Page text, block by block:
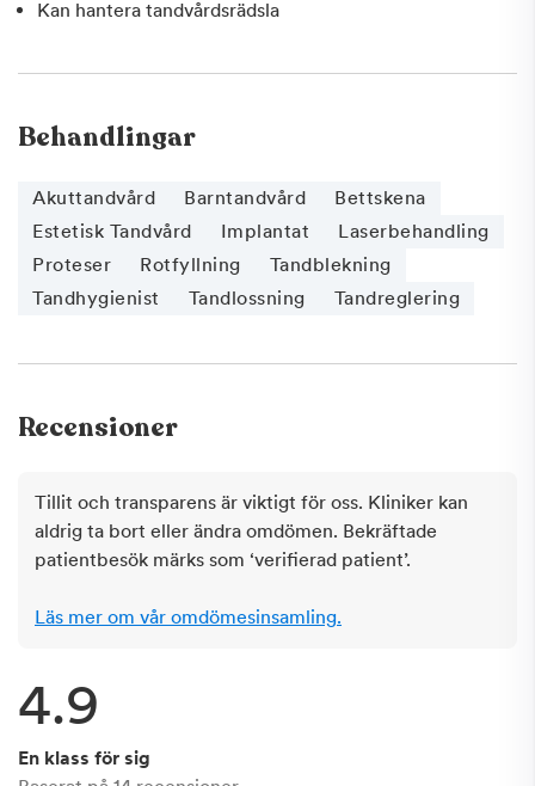
Kan hantera tandvårdsrädsla
Behandlingar
Akuttandvård Barntandvård
Bettskena
Estetisk Tandvård
Implantat
Laserbehandling
Proteser
Rotfyllning
Tandblekning
Tandhygienist
Tandlossning Tandreglering
Recensioner
Tillit och transparens är viktigt för oss. Kliniker kan
aldrig ta bort eller ändra omdömen. Bekräftade
patientbesök märks som ‘verifierad patient’.
Läs mer om vår omdömesinsamling.
4.9
En klass för sig